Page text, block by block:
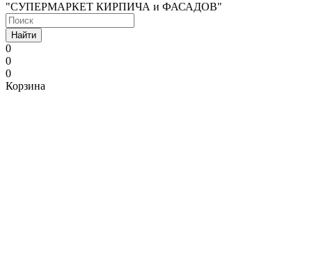
"СУПЕРМАРКЕТ КИРПИЧА и ФАСАДОВ"
Найти
0
0
0
Корзина